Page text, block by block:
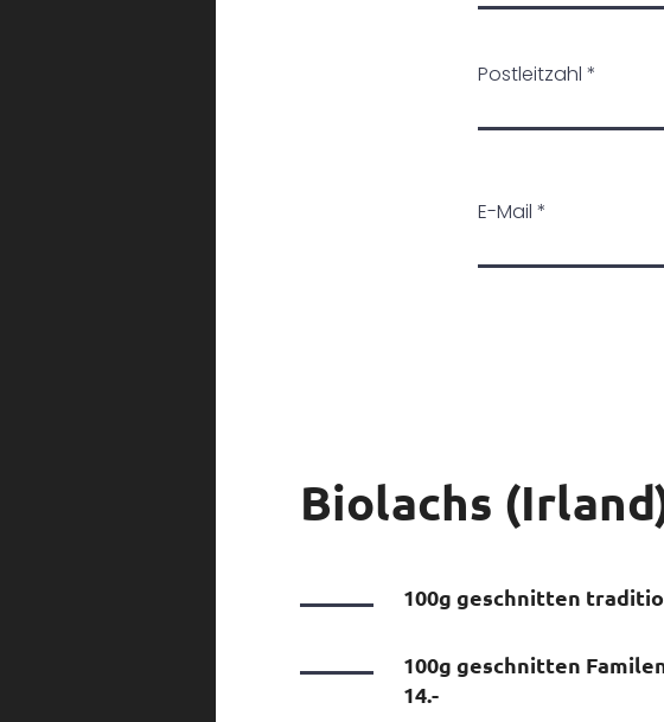
Postleitzahl
E-Mail
Biolachs
100g geschnitten
100g geschnitten
14.-